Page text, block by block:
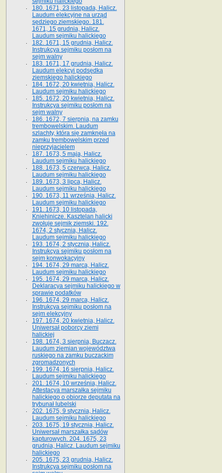
180. 1671, 23 listopada, Halicz.
Laudum elekcyjne na urząd
sędziego ziemskiego. 181.
1671, 15 grudnia, Halicz.
Laudum sejmiku halickiego
182. 1671, 15 grudnia, Halicz.
Instrukcya sejmiku posłom na
sejm walny
183. 1671, 17 grudnia, Halicz.
Laudum elekcyi podsędka
ziemskiego halickiego
184. 1672, 20 kwietnia, Halicz.
Laudum sejmiku halickiego
185. 1672, 20 kwietnia, Halicz.
Instrukcya sejmiku posłom na
sejm walny
186. 1672, 7 sierpnia, na zamku
trembowelskim. Laudum
szlachty, która się zamknęła na
zamku trembowelskim przed
nieprzyjacielem
187. 1673, 5 maja, Halicz.
Laudum sejmiku halickiego
188. 1673, 5 czerwca, Halicz.
Laudum sejmiku halickiego
189. 1673, 3 lipca, Halicz.
Laudum sejmiku halickiego
190. 1673, 11 września, Halicz.
Laudum sejmiku halickiego
191. 1673, 10 listopada,
Kniehinicze. Kasztelan halicki
zwołuje sejmik ziemski. 192.
1674, 2 stycznia, Halicz.
Laudum sejmiku halickiego
193. 1674, 2 stycznia, Halicz.
Instrukcya sejmiku posłom na
sejm konwokacyjny
194. 1674, 29 marca, Halicz.
Laudum sejmiku halickiego
195. 1674, 29 marca, Halicz.
Deklaracya sejmiku halickiego w
sprawie podatków
196. 1674, 29 marca, Halicz.
Instrukcya sejmiku posłom na
sejm elekcyjny
197. 1674, 20 kwietnia, Halicz.
Uniwersał poborcy ziemi
halickiej
198. 1674, 3 sierpnia, Buczacz.
Laudum ziemian województwa
ruskiego na zamku buczackim
zgromadzonych
199. 1674, 16 sierpnia, Halicz.
Laudum sejmiku halickiego
201. 1674, 10 września, Halicz.
Attestacya marszałka sejmiku
halickiego o obiorze deputata na
trybunał lubelski
202. 1675, 9 stycznia, Halicz.
Laudum sejmiku halickiego
203. 1675, 19 stycznia, Halicz.
Uniwersał marszałka sądów
kapturowych. 204. 1675, 23
grudnia, Halicz. Laudum sejmiku
halickiego
205. 1675, 23 grudnia, Halicz.
Instrukcya sejmiku posłom na